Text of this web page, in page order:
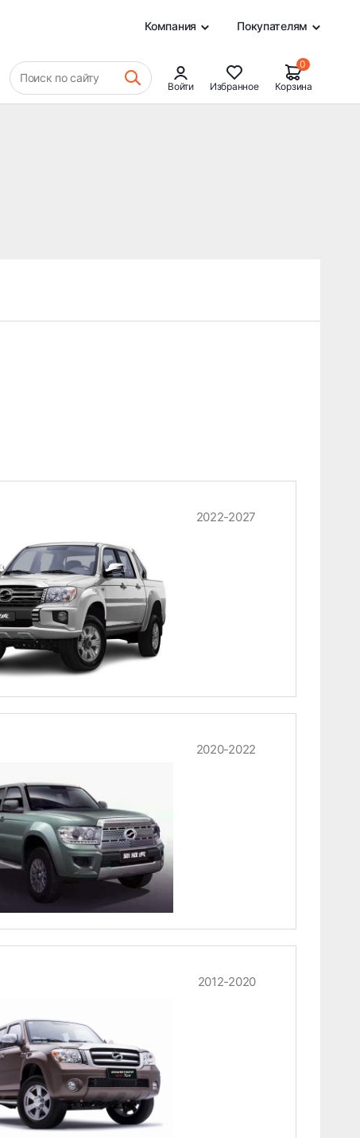
Компания Покупателям
Поиск по сайту
Войти Избранное
0
Корзина
2022-2027
2020-2022
2012-2020